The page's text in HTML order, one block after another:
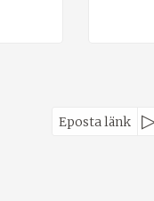
Eposta länk